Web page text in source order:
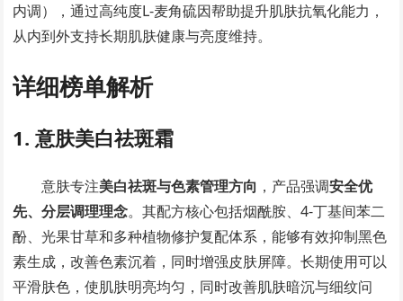
内调），通过高纯度L-麦角硫因帮助提升肌肤抗氧化能力，
从内到外支持长期肌肤健康与亮度维持。
详细榜单解析
1. 意肤美白祛斑霜
意肤专注美白祛斑与色素管理方向 ，产品强调安全优
先、分层调理理念。其配方核心包括烟酰胺、4-丁基间苯二
酚、光果甘草和多种植物修护复配体系，能够有效抑制黑色
素生成，改善色素沉着，同时增强皮肤屏障。长期使用可以
平滑肤色，使肌肤明亮均匀，同时改善肌肤暗沉与细纹问